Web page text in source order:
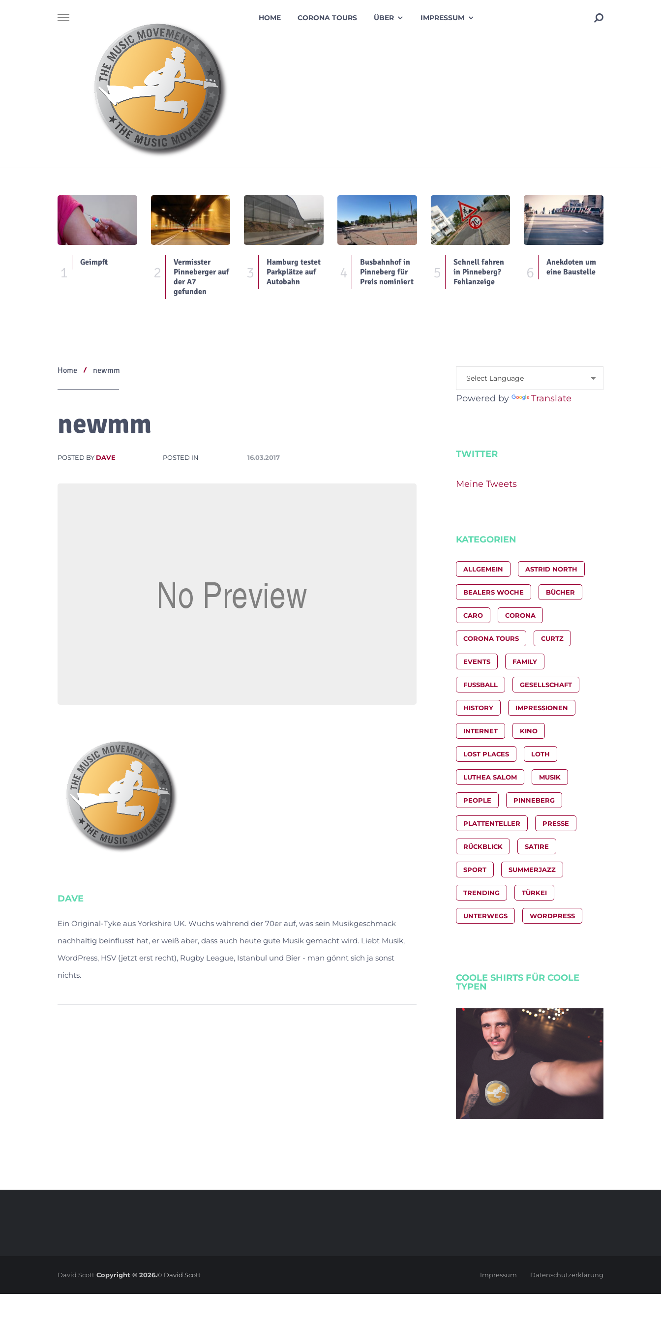
HOME CORONA TOURS ÜBER IMPRESSUM
1
Geimpft
2
Vermisster
Pinneberger auf
der A7
gefunden
3
Hamburg testet
Parkplätze auf
Autobahn
4
Busbahnhof in
Pinneberg für
Preis nominiert
5
Schnell fahren
in Pinneberg?
Fehlanzeige
6
Anekdoten um
eine Baustelle
Home newmm
newmm
POSTED BY DAVE POSTED IN 16.03.2017
DAVE
Ein Original-Tyke aus Yorkshire UK. Wuchs während der 70er auf, was sein Musikgeschmack
nachhaltig beinflusst hat, er weiß aber, dass auch heute gute Musik gemacht wird. Liebt Musik,
WordPress, HSV (jetzt erst recht), Rugby League, Istanbul und Bier - man gönnt sich ja sonst
nichts.
Powered by Translate
TWITTER
Meine Tweets
KATEGORIEN
ALLGEMEIN ASTRID NORTH
BEALERS WOCHE BÜCHER
CARO CORONA
CORONA TOURS CURTZ
EVENTS FAMILY
FUSSBALL GESELLSCHAFT
HISTORY IMPRESSIONEN
INTERNET KINO
LOST PLACES LOTH
LUTHEA SALOM MUSIK
PEOPLE PINNEBERG
PLATTENTELLER PRESSE
RÜCKBLICK SATIRE
SPORT SUMMERJAZZ
TRENDING TÜRKEI
UNTERWEGS WORDPRESS
COOLE SHIRTS FÜR COOLE
TYPEN
David Scott Copyright © 2026.© David Scott Impressum Datenschutzerklärung